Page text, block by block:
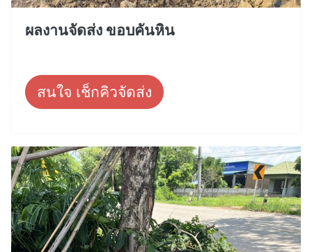
ผลงานจัดส่ง ขอบคันหิน
สนใจ เช็กคิวจัดส่ง